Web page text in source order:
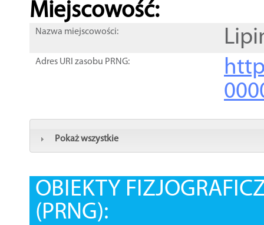
Miejscowość:
Nazwa miejscowości:
Adres URI zasobu PRNG:
Pokaż wszystkie
OBIEKTY
(PRNG):